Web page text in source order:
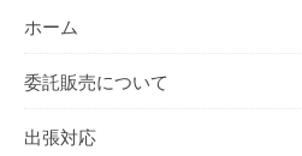
ホーム
委託販売について
出張対応